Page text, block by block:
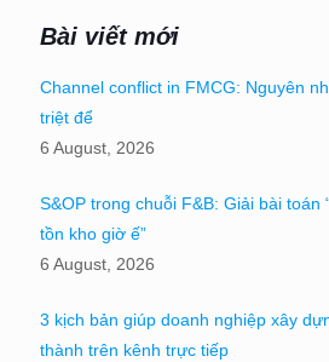
Bài viết mới
Channel conflict in FMCG: Nguyên
triệt để
6 August, 2026
S&OP trong chuỗi F&B: Giải bài toán
tồn kho giờ ế”
6 August, 2026
3 kịch bản giúp doanh nghiệp xây
thành trên kênh trực tiếp